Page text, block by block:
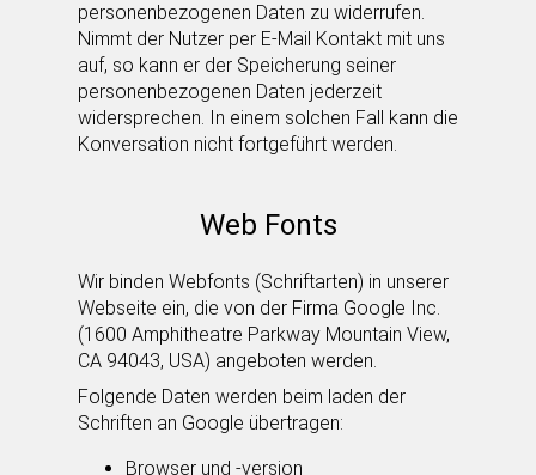
personenbezogenen Daten zu widerrufen.
Nimmt der Nutzer per E-Mail Kontakt mit uns
auf, so kann er der Speicherung seiner
personenbezogenen Daten jederzeit
widersprechen. In einem solchen Fall kann die
Konversation nicht fortgeführt werden.
Web Fonts
Wir binden Webfonts (Schriftarten) in unserer
Webseite ein, die von der Firma Google Inc.
(1600 Amphitheatre Parkway Mountain View,
CA 94043, USA) angeboten werden.
Folgende Daten werden beim laden der
Schriften an Google übertragen:
Browser und -version